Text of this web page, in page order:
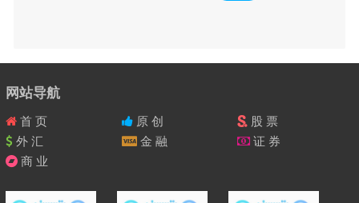
网站导航
首 页 原 创
股 票
外 汇
金 融
证 券
商 业